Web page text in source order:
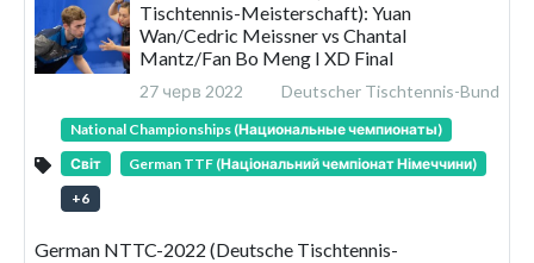
Tischtennis-Meisterschaft): Yuan
Wan/Cedric Meissner vs Chantal
Mantz/Fan Bo Meng I XD Final
27 черв 2022 Deutscher Tischtennis-Bund
National Championships (Национальные чемпионаты)
Світ
German TTF (Національний чемпіонат Німеччини)
+6
German NTTC-2022 (Deutsche Tischtennis-